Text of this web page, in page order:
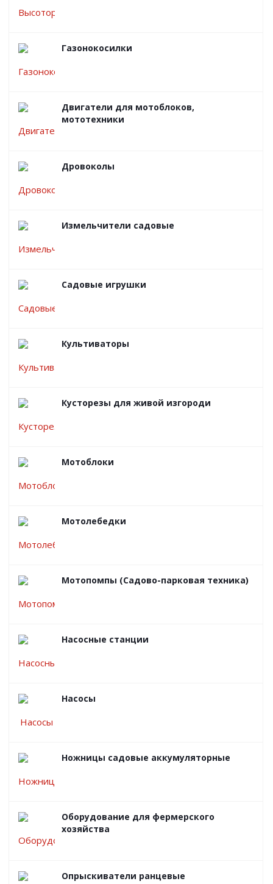
Газонокосилки
Двигатели для мотоблоков,
мототехники
Дровоколы
Измельчители садовые
Садовые игрушки
Культиваторы
Кусторезы для живой изгороди
Мотоблоки
Мотолебедки
Мотопомпы (Садово-парковая техника)
Насосные станции
Насосы
Ножницы садовые аккумуляторные
Оборудование для фермерского
хозяйства
Опрыскиватели ранцевые